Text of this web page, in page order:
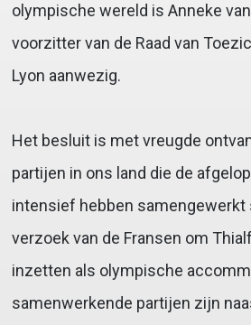
olympische wereld is Anneke
voorzitter van de Raad van
Lyon aanwezig.
Het besluit is met vreugde
partijen in ons land die de
intensief hebben samengewerkt
verzoek van de Fransen om
inzetten als olympische
samenwerkende partijen zijn